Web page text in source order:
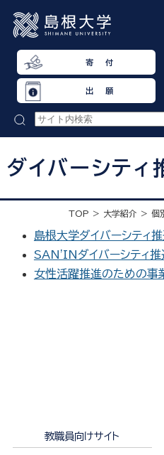
寄 付
出 願
ダイバーシティ
TOP 大学紹介 個
島根大学ダイバーシティ
SAN'INダイバーシティ推
女性活躍推進のための事
教職員向けサイト